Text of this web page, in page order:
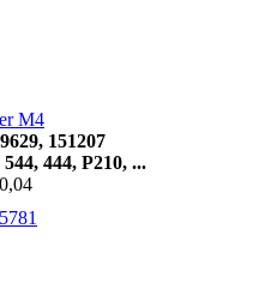
M4
151207
544, 444, P210, ...